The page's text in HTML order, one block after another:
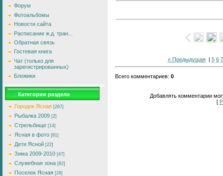
Форум
Фотоальбомы
Новости сайта
Расписание ж.д. тран...
Обратная связь
Гостевая книга
Чат (только для
зарегистрированных)
Бложики
Категории раздела
Городок Ясная [267]
Рыбалка 2009 [2]
Стрельбище [14]
Ясная в фото [81]
Дети Ясной [22]
Зима 2009-2010 [47]
Служебная зона [82]
Поселок Ясная [28]
« Предыдущая| 5 6 7
Всего комментариев: 0
Добавлять комментарии
[